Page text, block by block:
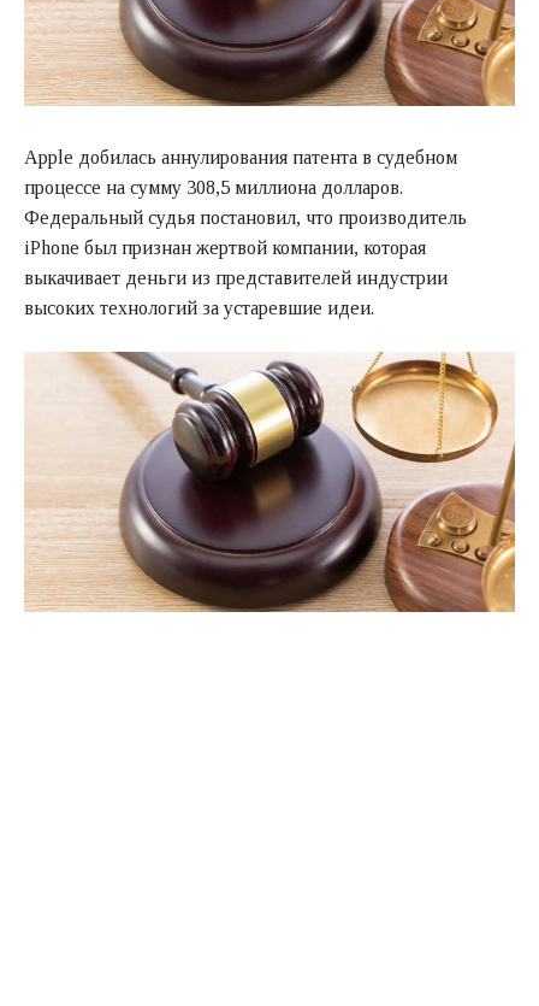
Apple добилась аннулирования патента в судебном
процессе на сумму 308,5 миллиона долларов.
Федеральный судья постановил, что производитель
iPhone был признан жертвой компании, которая
выкачивает деньги из представителей индустрии
высоких технологий за устаревшие идеи.